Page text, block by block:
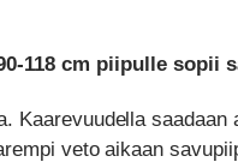
118 cm piipulle sopii
Kaarevuudella
veto aikaan